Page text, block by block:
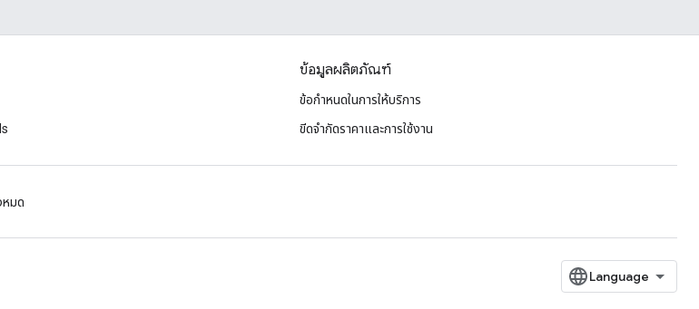
ข้อมูลผลิตภัณฑ์
ข้อกำหนดในการให้บริการ
ขีดจํากัดราคาและการใช้งาน
มด